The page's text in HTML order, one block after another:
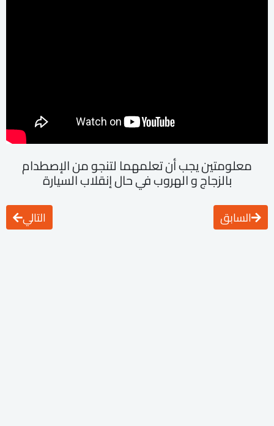
معلومتين يجب أن تعلمهما لتنجو من الإصطدام
بالزجاج و الهروب في حال إنقلاب السيارة
السابق التالي